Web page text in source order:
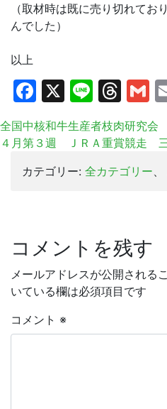
（取材時は既に売り切れて
んでした）
以上
Facebook
X Line
全国中核和牛生産者枝肉研究会
４月第３週 ＪＲＡ重賞競走
カテゴリー: 全カテゴリー
コメントを残す
メールアドレスが公開される
いている欄は必須項目です
コメント ※